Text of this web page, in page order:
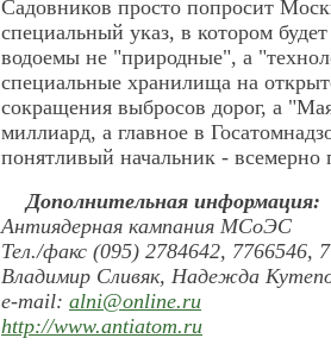
Садовников просто попросит
специальный указ, в котором
водоемы не "природные", а
специальные хранилища на
сокращения выбросов дорог, а
миллиард, а главное в
понятливый начальник - всемерно
Дополнительная информация:
Антиядерная кампания МСоЭС
Тел./факс (095) 2784642, 7766546,
Владимир Сливяк, Надежда
e-mail: alni@online.ru
http://www.antiatom.ru